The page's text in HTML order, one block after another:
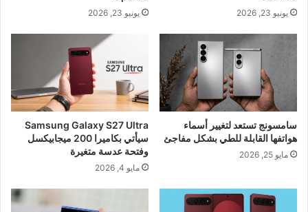
يونيو 23, 2026 يونيو 23, 2026
سامسونج تستعد لتغيير أسماء
هواتفها القابلة للطي بشكل مفاجئ
مايو 25, 2026
Samsung Galaxy S27 Ultra
سيأتي بكاميرا 200 ميجابيكسل
وفتحة عدسة متغيرة
مايو 4, 2026